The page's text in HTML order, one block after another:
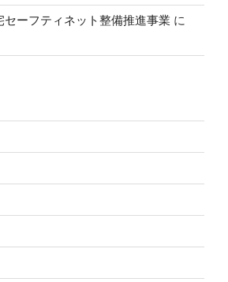
セーフティネット整備推進事業 に